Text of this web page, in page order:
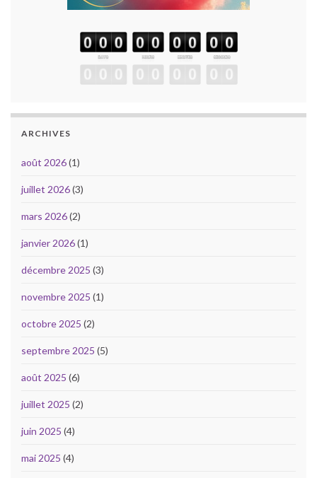
ARCHIVES
août 2026(1)
juillet 2026(3)
mars 2026(2)
janvier 2026(1)
décembre 2025 (3)
novembre 2025 (1)
octobre 2025 (2)
septembre 2025 (5)
août 2025 (6)
juillet 2025 (2)
juin 2025 (4)
mai 2025 (4)